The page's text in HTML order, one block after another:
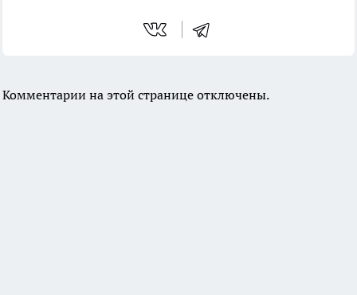
Комментарии на этой странице отключены.